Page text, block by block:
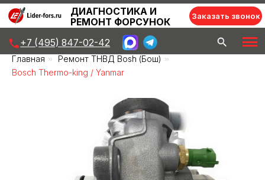
Заказать звонок
ДИАГНОСТИКА И
РЕМОНТ ФОРСУНОК
Главная » Ремонт ТНВД Bosh (Бош) »
Bosch Тhermo-king / Yanmar